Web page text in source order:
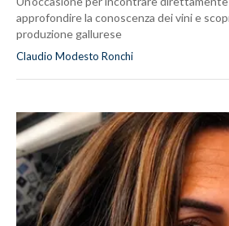
approfondire la conoscenza dei vini e
produzione gallurese
Claudio Modesto Ronchi